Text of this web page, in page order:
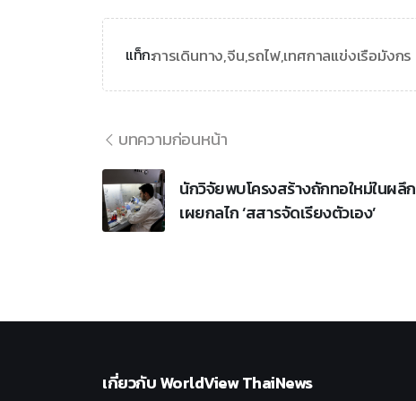
แท็ก:การเดินทาง,จีน,รถไฟ,เทศกาลแข่งเรือมังกร
บทความก่อนหน้า
นักวิจัยพบโครงสร้างถักทอใหม่ในผลึก
เผยกลไก ‘สสารจัดเรียงตัวเอง’
เกี่ยวกับWorldView ThaiNews